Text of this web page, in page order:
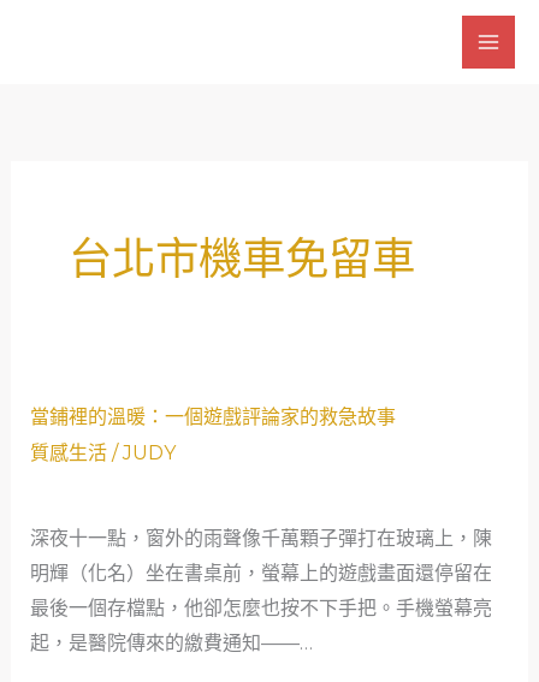
台北市機車免留車
當鋪裡的溫暖：一個遊戲評論家的救急故事
質感生活/JUDY
深夜十一點，窗外的雨聲像千萬顆子彈打在玻璃上，陳
明輝（化名）坐在書桌前，螢幕上的遊戲畫面還停留在
最後一個存檔點，他卻怎麼也按不下手把。手機螢幕亮
起，是醫院傳來的繳費通知——…
當
鋪
溫
暖：
一
個